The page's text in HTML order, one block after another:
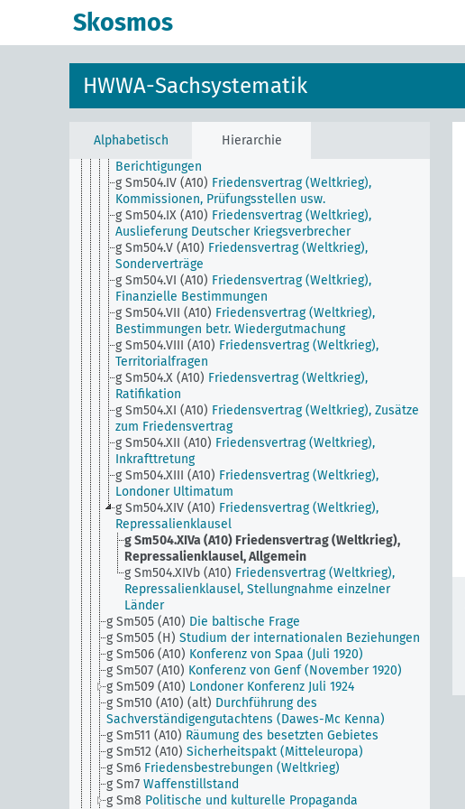
Skosmos
HWWA-Sachsystematik
Alphabetisch Hierarchie
g Sm504 (A50)
g Sm504.II (A10) Friedensvertrag (Weltkrieg),
Stellung einzelner Länder
Berichtigungen
g Sm504.IV (A10) Friedensvertrag (Weltkrieg),
Kommissionen, Prüfungsstellen usw.
g Sm504.IX (A10) Friedensvertrag (Weltkrieg),
Auslieferung Deutscher Kriegsverbrecher
g Sm504.V (A10) Friedensvertrag (Weltkrieg),
Sonderverträge
g Sm504.VI (A10) Friedensvertrag (Weltkrieg),
Finanzielle Bestimmungen
g Sm504.VII (A10) Friedensvertrag (Weltkrieg),
Bestimmungen betr. Wiedergutmachung
g Sm504.VIII (A10) Friedensvertrag (Weltkrieg),
Territorialfragen
g Sm504.X (A10) Friedensvertrag (Weltkrieg),
Ratifikation
g Sm504.XI (A10) Friedensvertrag (Weltkrieg), Zusätze
zum Friedensvertrag
g Sm504.XII (A10) Friedensvertrag (Weltkrieg),
Inkrafttretung
g Sm504.XIII (A10) Friedensvertrag (Weltkrieg),
Londoner Ultimatum
g Sm504.XIV (A10) Friedensvertrag (Weltkrieg),
Repressalienklausel
g Sm504.XIVa (A10) Friedensvertrag (Weltkrieg),
Repressalienklausel, Allgemein
g Sm504.XIVb (A10) Friedensvertrag (Weltkrieg),
Repressalienklausel, Stellungnahme einzelner
Länder
g Sm505 (A10) Die baltische Frage
g Sm505 (H) Studium der internationalen Beziehungen
g Sm506 (A10) Konferenz von Spaa (Juli 1920)
g Sm507 (A10) Konferenz von Genf (November 1920)
g Sm509 (A10) Londoner Konferenz Juli 1924
g Sm510 (A10) (alt) Durchführung des
Sachverständigengutachtens (Dawes-Mc Kenna)
g Sm511 (A10) Räumung des besetzten Gebietes
g Sm512 (A10) Sicherheitspakt (Mitteleuropa)
g Sm6 Friedensbestrebungen (Weltkrieg)
g Sm7 Waffenstillstand
g Sm8 Politische und kulturelle Propaganda